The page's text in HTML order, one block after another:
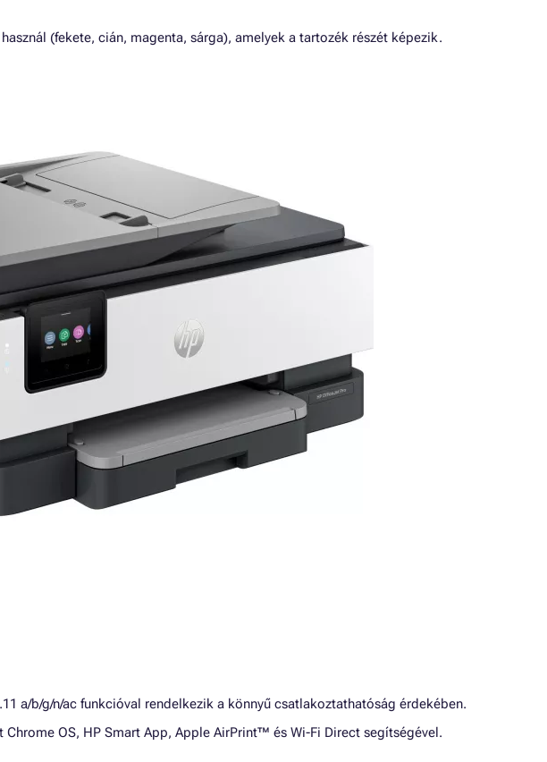
(fekete, cián, magenta, sárga), amelyek a tartozék részét képezik.
a/b/g/n/ac funkcióval rendelkezik a könnyű csatlakoztathatóság érdekében.
OS, HP Smart App, Apple AirPrint™ és Wi-Fi Direct segítségével.